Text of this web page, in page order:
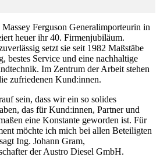
Ferguson Generalimporteurin in
heuer ihr 40. Firmenjubiläum.
setzt sie seit 1982 Maßstäbe
bestes Service und eine nachhaltige
Im Zentrum der Arbeit stehen
zufriedenen Kund:innen.
sein, dass wir ein so solides
das für Kund:innen, Partner und
eine Konstante geworden ist. Für
möchte ich mich bei allen Beteiligten
Ing. Johann Gram,
der Austro Diesel GmbH.